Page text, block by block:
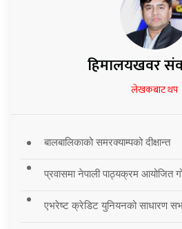
हिमालयखवर
लेखकबाट थप
बालबालिकाको समरक्याम्पको दीक्षान्त
प्रवासमा नेपाली पाठ्यक्रम आयोजित
एभरेष्ट क्रेडिट युनियनको साधारण